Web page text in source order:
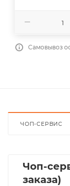
Самовывоз
ЧОП-СЕРВИС
Чоп-
заказа)